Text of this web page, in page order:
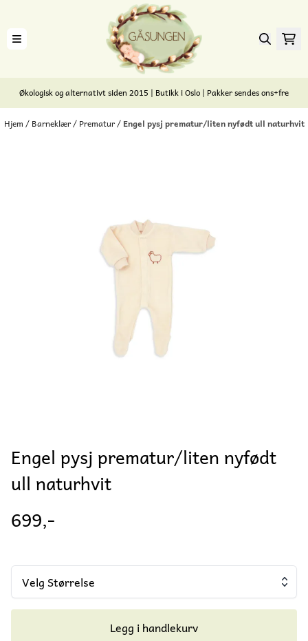
Økologisk og alternativt siden 2015 | Butikk i Oslo | Pakker sendes ons+fre
Hjem / Barneklær/ Prematur/ Engel pysj prematur/liten nyfødt ull naturhvit
Engel pysj prematur/liten nyfødt
ull naturhvit
699,-
Velg Størrelse
Legg i handlekurv